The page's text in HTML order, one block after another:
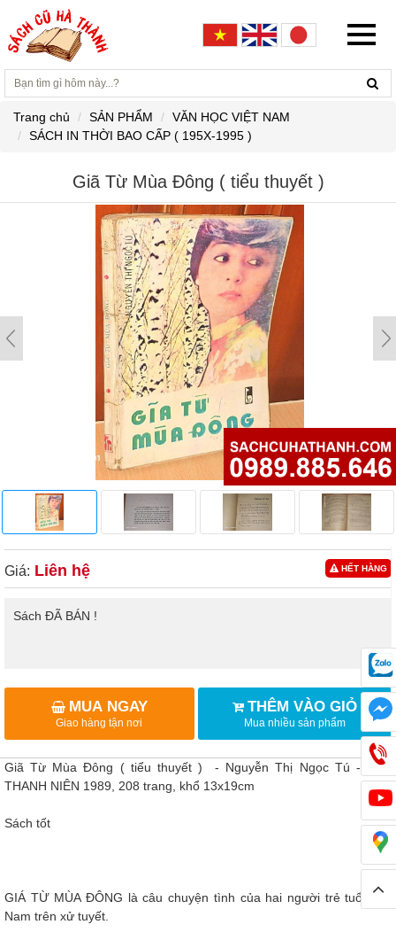
Trang chủ SẢN PHẨM
VĂN HỌC VIỆT NAM
SÁCH IN THỜI BAO CẤP ( 195X-1995 )
Giã Từ Mùa Đông ( tiểu thuyết )
HẾT HÀNG
Giá: Liên hệ
Sách ĐÃ BÁN !
MUA NGAY
Giao hàng tận nơi
THÊM VÀO GIỎ
Mua nhiều sản phẩm
Giã Từ Mùa Đông ( tiểu thuyết ) - Nguyễn Thị Ngọc Tú - NXB
THANH NIÊN 1989, 208 trang, khổ 13x19cm
Sách tốt
GIÁ TỪ MÙA ĐÔNG là câu chuyện tình của hai người trẻ tuổi Việt
Nam trên xử tuyết.